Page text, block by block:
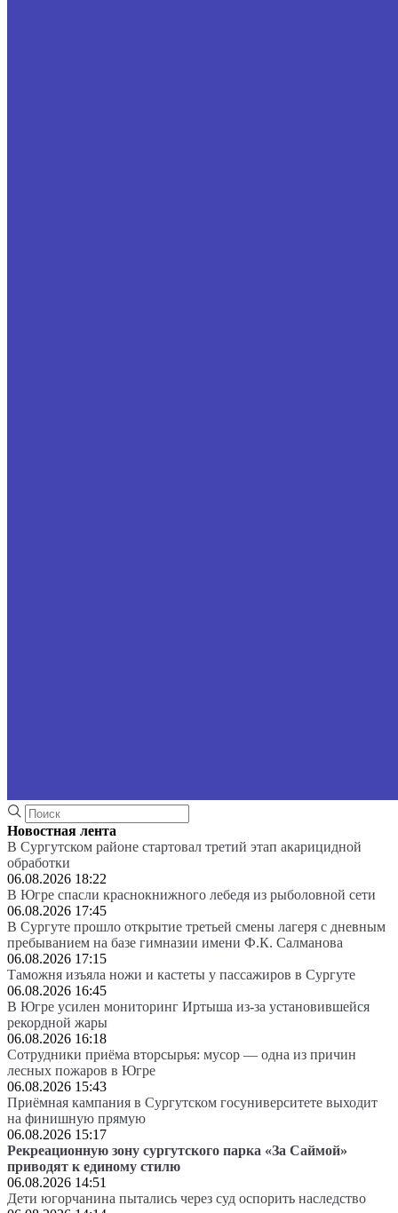
Новостная лента
В Сургутском районе стартовал третий этап акарицидной
обработки
06.08.2026 18:22
В Югре спасли краснокнижного лебедя из рыболовной сети
06.08.2026 17:45
В Сургуте прошло открытие третьей смены лагеря с дневным
пребыванием на базе гимназии имени Ф.К. Салманова
06.08.2026 17:15
Таможня изъяла ножи и кастеты у пассажиров в Сургуте
06.08.2026 16:45
В Югре усилен мониторинг Иртыша из-за установившейся
рекордной жары
06.08.2026 16:18
Сотрудники приёма вторсырья: мусор — одна из причин
лесных пожаров в Югре
06.08.2026 15:43
Приёмная кампания в Сургутском госуниверситете выходит
на финишную прямую
06.08.2026 15:17
Рекреационную зону сургутского парка «За Саймой»
приводят к единому стилю
06.08.2026 14:51
Дети югорчанина пытались через суд оспорить наследство